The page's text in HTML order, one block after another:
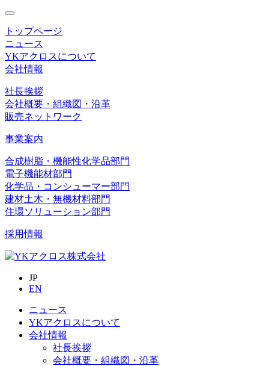
toggle
navigation
トップページ
ニュース
YKアクロスについて
会社情報
社長挨拶
会社概要・組織図・沿革
販売ネットワーク
事業案内
合成樹脂・機能性化学品部門
電子機能材部門
化学品・コンシューマー部門
建材土木・無機材料部門
住環ソリューション部門
採用情報
JP
EN
ニュース
YKアクロスについて
会社情報
社長挨拶
会社概要・組織図・沿革